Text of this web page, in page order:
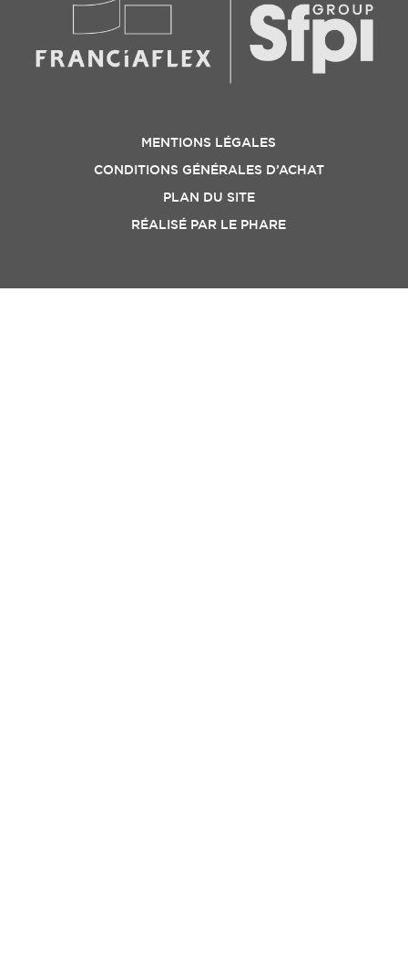
MENTIONS LÉGALES
CONDITIONS GÉNÉRALES D’ACHAT
PLAN DU SITE
RÉALISÉ PAR LE PHARE